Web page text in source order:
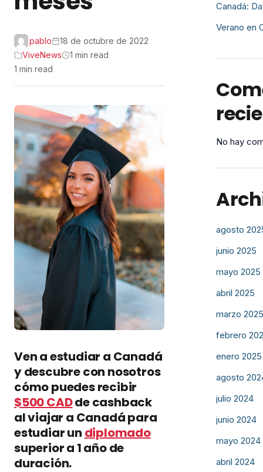
pablo
18 de octubre de 2022
ViveNews
1 min read
1 min read
Ven a estudiar a Canadá
y descubre con nosotros
cómo puedes recibir
$500 CADde cashback
al viajar a Canadá para
estudiar un diplomado
superior a 1 año de
duración.
Canadá:
Verano en
No hay
agosto
junio 2025
mayo 2025
abril 2025
marzo 2025
febrero
enero 2025
agosto
julio 2024
junio 2024
mayo 2024
abril 2024